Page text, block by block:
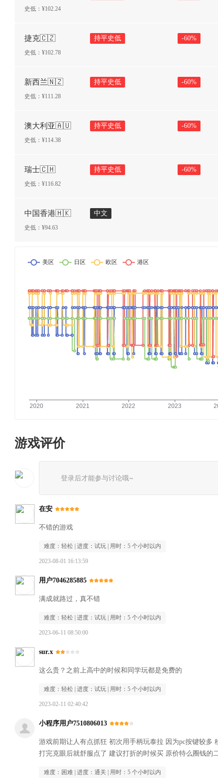
史低：¥102.24
捷克🇨🇿 持平史低 -60%
史低：¥102.78
新西兰🇳🇿 持平史低 -60%
史低：¥111.28
澳大利亚🇦🇺 持平史低 -60%
史低：¥114.38
瑞士🇨🇭 持平史低 -60%
史低：¥116.82
中国香港🇭🇰 中文
史低：¥94.63
游戏评价
登录后才能参与讨论哦~
在安
不错的游戏
难度： 轻松 | 进度： 试玩 | 用时： 5 个小时以内
2023-08-01 16:13:59
用户7046285885
满成就路过，真不错
难度： 轻松 | 进度： 试玩 | 用时： 5 个小时以内
2023-06-11 08:50:00
sur.x
这么贵？之前上高中的时候和同学玩都是免费的
难度： 轻松 | 进度： 试玩 | 用时： 5 个小时以内
2023-02-11 02:40:42
小程序用户7510806013
游戏前期让人有点抓狂 初次用手柄玩泰拉 因为pc按键较多
打完克眼后就舒服点了 建议打折的时候买 原价特么圈钱的
难度： 困难 | 进度： 通关 | 用时： 5 个小时以内